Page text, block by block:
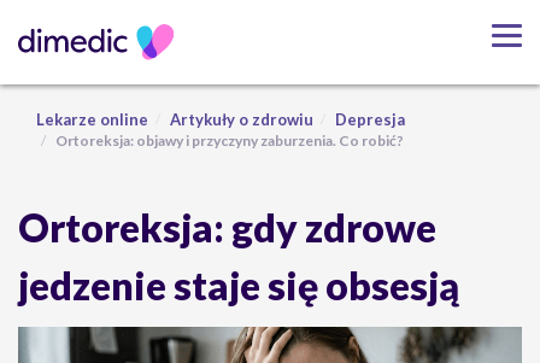
Lekarze online Artykuły o zdrowiu Depresja
Ortoreksja: objawy i przyczyny zaburzenia. Co robić?
Ortoreksja: gdy zdrowe
jedzenie staje się obsesją